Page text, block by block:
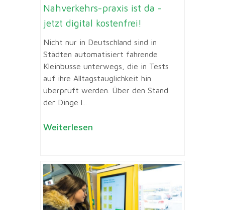
Nahverkehrs-praxis ist da -
jetzt digital kostenfrei!
Nicht nur in Deutschland sind in
Städten automatisiert fahrende
Kleinbusse unterwegs, die in Tests
auf ihre Alltagstauglichkeit hin
überprüft werden. Über den Stand
der Dinge l...
Weiterlesen